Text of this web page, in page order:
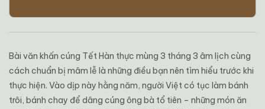
Bài văn khấn cúng Tết Hàn thực mùng 3 tháng 3 âm lịch cùng
cách chuẩn bị mâm lễ là những điều bạn nên tìm hiểu trước khi
thực hiện. Vào dịp này hằng năm, người Việtcó tục làm bánh
trôi, bánh chay để dâng cúng ông bà tổ tiên – những món ăn